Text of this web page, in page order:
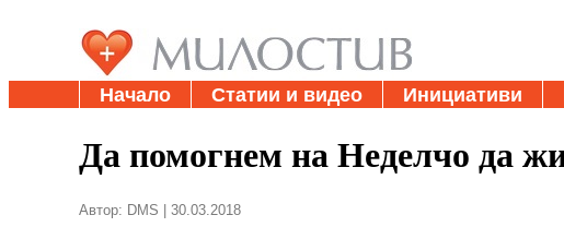
Начало Статии и видео Инициативи
Да помогнем на Неделчо да
Автор: DMS | 30.03.2018